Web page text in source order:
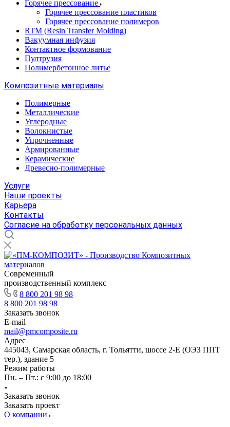
Горячее прессование
Горячее прессование пластиков
Горячее прессование полимеров
RTM (Resin Transfer Molding)
Вакуумная инфузия
Контактное формование
Пултрузия
Полимербетонное литье
Композитные материалы
Полимерные
Металлические
Углеродные
Волокнистые
Упрочненные
Армированные
Керамические
Древесно-полимерные
Услуги
Наши проекты
Карьера
Контакты
Согласие на обработку персональных данных
Современный
производственный комплекс
8 800 201 98 98
8 800 201 98 98
Заказать звонок
E-mail
mail@pmcomposite.ru
Адрес
445043, Самарская область, г. Тольятти, шоссе 2-Е (ОЭЗ ППТ
тер.), здание 5
Режим работы
Пн. – Пт.: с 9:00 до 18:00
Заказать звонок
Заказать проект
О компании